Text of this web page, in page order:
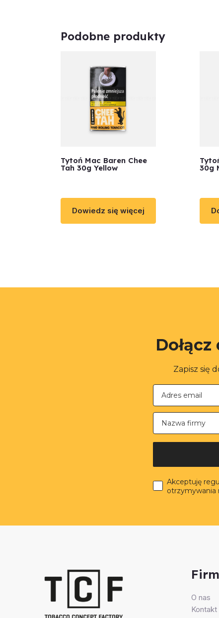
Podobne produkty
Tytoń Mac Baren Chee
Tah 30g Yellow
Dowiedz się więcej
30g
Zapisz się
Nazwa firmy
Akceptuję
otrzymywania
O nas
Kontakt